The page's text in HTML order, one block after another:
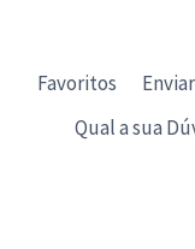
Favoritos
Qual a sua